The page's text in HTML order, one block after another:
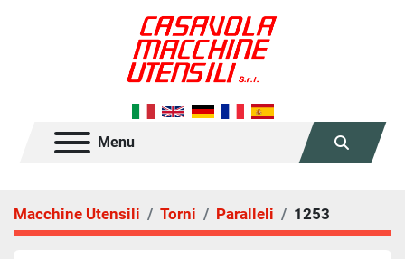
Menu
Cerca
Macchine Utensili Torni Paralleli 1253